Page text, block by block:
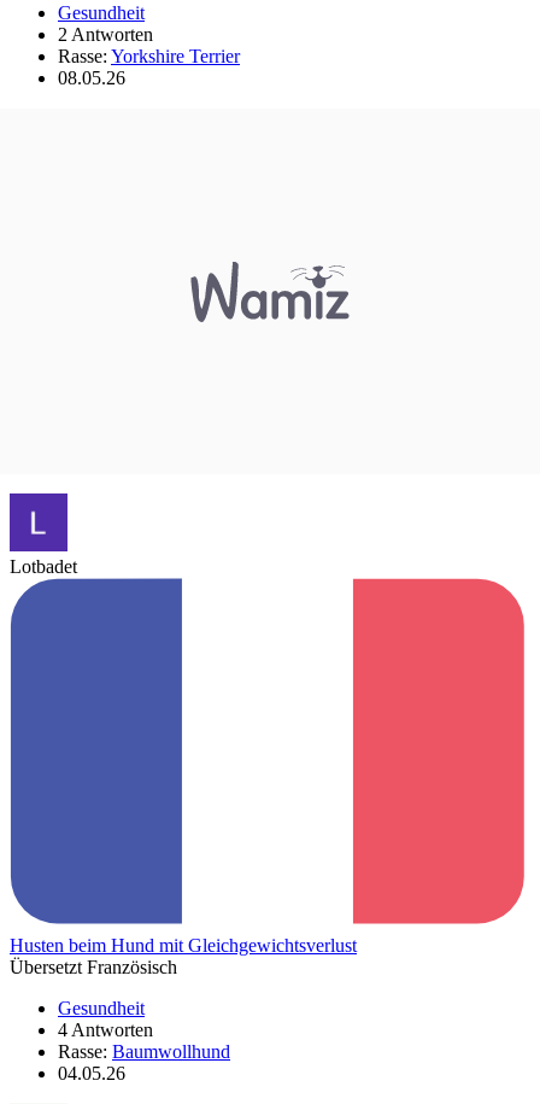
Gesundheit
2 Antworten
Rasse: Yorkshire Terrier
08.05.26
Lotbadet
Husten beim Hund mit Gleichgewichtsverlust
Übersetzt Französisch
Gesundheit
4 Antworten
Rasse: Baumwollhund
04.05.26